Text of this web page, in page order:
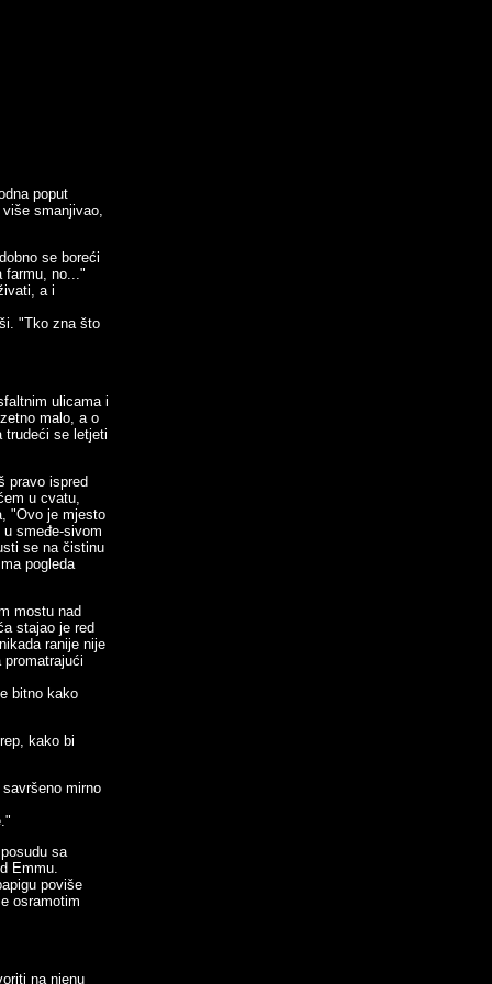
poput
smanjivao,
se boreći
farmu, no..."
a i
"Tko zna što
ulicama i
malo, a o
trudeći se letjeti
pravo ispred
u cvatu,
"Ovo je mjesto
smeđe-sivom
se na čistinu
pogleda
mostu nad
stajao je red
ranije nije
bitno kako
kako bi
mirno
sa
Emmu.
poviše
osramotim
na njenu